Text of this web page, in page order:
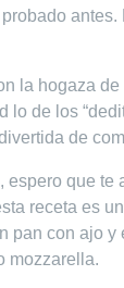
la hogaza
de los
de
espero que
receta es
pan con ajo
mozzarella.